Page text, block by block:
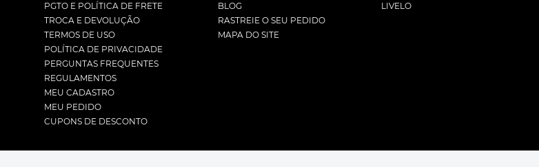
PGTO E POLÍTICA DE FRETE
TROCA E DEVOLUÇÃO
TERMOS DE USO
POLÍTICA DE PRIVACIDADE
PERGUNTAS FREQUENTES
REGULAMENTOS
MEU CADASTRO
MEU PEDIDO
CUPONS DE DESCONTO
BLOG
RASTREIE O SEU PEDIDO
MAPA DO SITE
LIVELO